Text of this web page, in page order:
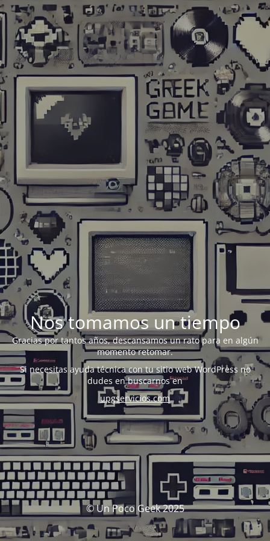
Nos tomamos un tiempo
Gracias por tantos años, descansamos un rato para en algún
momento retomar.
Si necesitas ayuda técnica con tu sitio web WordPress no
dudes en buscarnos en
upgservicios.com
© Un Poco Geek 2025